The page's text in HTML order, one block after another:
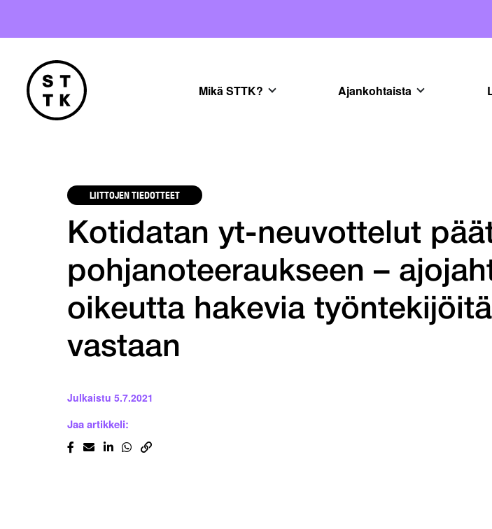
Mikä STTK? Ajankohtaista
LIITTOJEN TIEDOTTEET
Kotidatan yt-neuvottelut
pohjanoteeraukseen –
oikeutta hakevia työntekijöitä
vastaan
Julkaistu 5.7.2021
Jaa artikkeli: